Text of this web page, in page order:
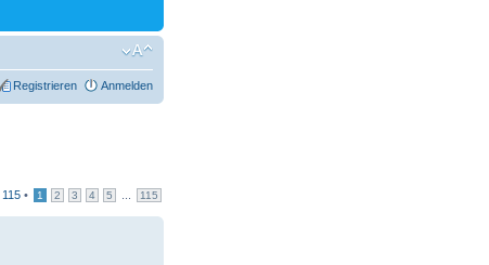
Registrieren Anmelden
115 • 1 2 3 4 5 115